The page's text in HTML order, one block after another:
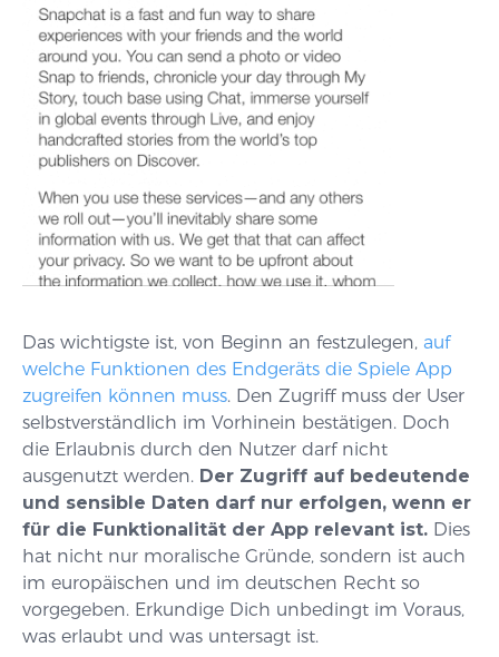
Das wichtigste ist, von Beginn an festzulegen, auf
welche Funktionen des Endgeräts die Spiele App
zugreifen können muss. Den Zugriff muss der User
selbstverständlich im Vorhinein bestätigen. Doch
die Erlaubnis durch den Nutzer darf nicht
ausgenutzt werden. Der Zugriff auf bedeutende
und sensible Daten darf nur erfolgen, wenn er
für die Funktionalität der App relevant ist. Dies
hat nicht nur moralische Gründe, sondern ist auch
im europäischen und im deutschen Recht so
vorgegeben. Erkundige Dich unbedingt im Voraus,
was erlaubt und was untersagt ist.